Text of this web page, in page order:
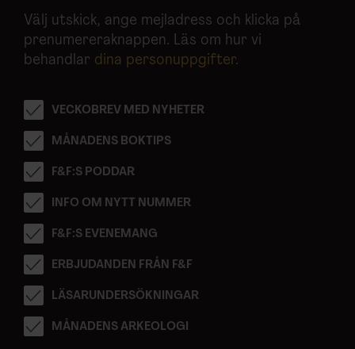
Välj utskick, ange mejladress och klicka på
prenumereraknappen. Läs om hur vi
behandlar dina personuppgifter.
VECKOBREV MED NYHETER
MÅNADENS BOKTIPS
F&F:S PODDAR
INFO OM NYTT NUMMER
F&F:S EVENEMANG
ERBJUDANDEN FRÅN F&F
LÄSARUNDERSÖKNINGAR
MÅNADENS ARKEOLOGI